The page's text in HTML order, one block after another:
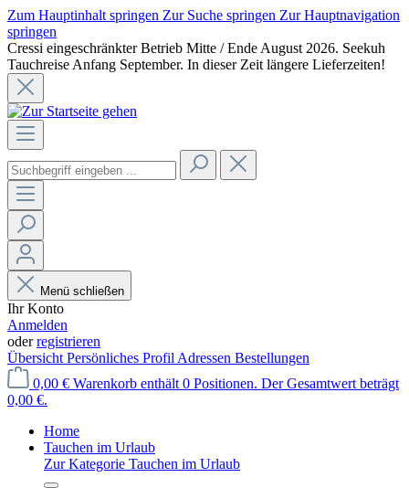
Zum Hauptinhalt springen Zur Suche springen Zur Hauptnavigation
springen
Cressi eingeschränkter Betrieb Mitte / Ende August 2026. Seekuh
Tauchreise Anfang September. In dieser Zeit längere Lieferzeiten!
Menü schließen
Ihr Konto
Anmelden
oderregistrieren
Übersicht Persönliches Profil Adressen Bestellungen
0,00 € Warenkorb enthält 0 Positionen. Der Gesamtwert beträgt
0,00 €.
Home
Tauchen im Urlaub
Zur Kategorie Tauchen im Urlaub